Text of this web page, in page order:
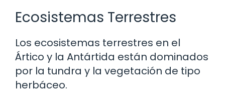
Ecosistemas Terrestres
Los ecosistemas terrestres en el
Ártico y la Antártida están dominados
por la tundra y la vegetación de tipo
herbáceo.